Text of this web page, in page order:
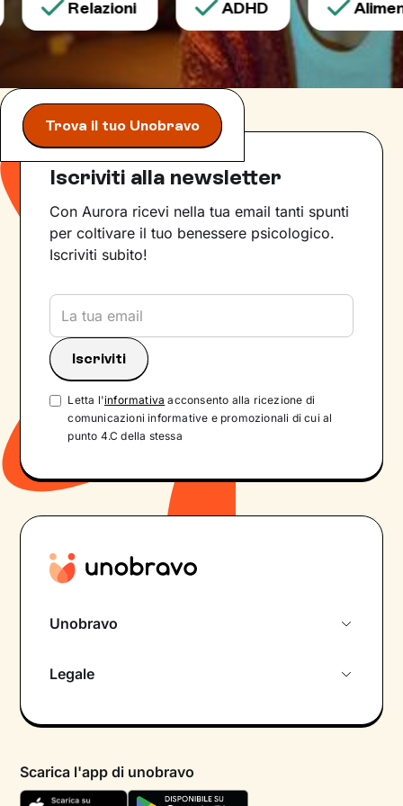
Relazioni ADHD
Trova il tuo Unobravo
Iscriviti alla newsletter
Con Aurora ricevi nella tua email tanti spunti
per coltivare il tuo benessere psicologico.
Iscriviti subito!
Letta l'informativa acconsento alla ricezione di
comunicazioni informative e promozionali di cui al
punto 4.C della stessa
Unobravo
Psicologo in chat
Aiuto urgente
Legale
Termini e condizioni
Scarica l'app di unobravo